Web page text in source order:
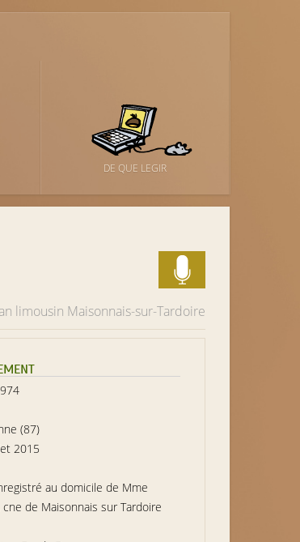
DE QUE LEGIR
limousin Maisonnais-sur-Tardoire
(87)
2015
au domicile de Mme
de Maisonnais sur Tardoire